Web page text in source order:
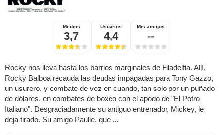
Medios
3,7
Usuarios
4,4
Mis amigos
--
Rocky nos lleva hasta los barrios marginales de Filadelfia. Allí,
Rocky Balboa recauda las deudas impagadas para Tony Gazzo,
un usurero, y combate de vez en cuando, tan solo por un puñado
de dólares, en combates de boxeo con el apodo de "El Potro
Italiano". Desgraciadamente su antiguo entrenador, Mickey, le
deja tirado. Su amigo Paulie, que ...